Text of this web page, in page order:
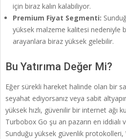
için biraz kalın kalabiliyor.
Premium Fiyat Segmenti:
yüksek malzeme kalitesi nedeniyle
arayanlara biraz yüksek gelebilir.
Bu Yatırıma Değer Mi?
Eğer sürekli hareket halinde olan bir
seyahat ediyorsanız veya sabit
yüksek hızlı, güvenilir bir internet ağı
Turbobox Go şu an pazarın en iddialı
Sunduğu yüksek güvenlik protokolleri,